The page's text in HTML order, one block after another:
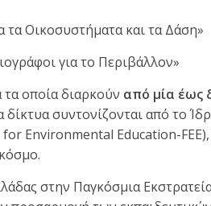
τα Οικοσυστήματα και τα Δάση»
για το Περιβάλλον»
τα οποία διαρκούν από μία έως
συντονίζονται από το
Environmental Education-
στην Παγκόσμια